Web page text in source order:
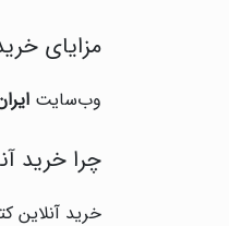
مزایای
وب‌سایت
چرا خرید
خرید آنلاین